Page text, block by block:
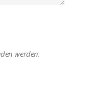
werden.